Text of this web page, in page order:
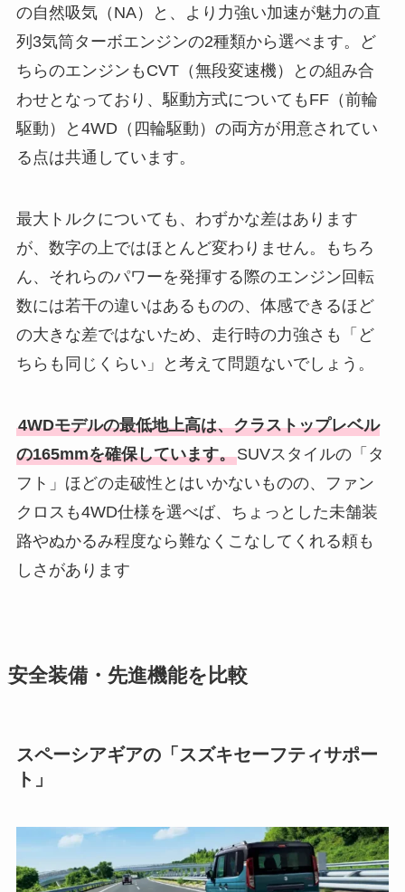
の自然吸気（NA）と、より力強い加速が魅力の直
列3気筒ターボエンジンの2種類から選べます。ど
ちらのエンジンもCVT（無段変速機）との組み合
わせとなっており、駆動方式についてもFF（前輪
駆動）と4WD（四輪駆動）の両方が用意されてい
る点は共通しています。
最大トルクについても、わずかな差はあります
が、数字の上ではほとんど変わりません。もちろ
ん、それらのパワーを発揮する際のエンジン回転
数には若干の違いはあるものの、体感できるほど
の大きな差ではないため、走行時の力強さも「ど
ちらも同じくらい」と考えて問題ないでしょう。
4WDモデルの最低地上高は、クラストップレベル
の165mmを確保しています。SUVスタイルの「タ
フト」ほどの走破性とはいかないものの、ファン
クロスも4WD仕様を選べば、ちょっとした未舗装
路やぬかるみ程度なら難なくこなしてくれる頼も
しさがあります
安全装備・先進機能を比較
スペーシアギアの「スズキセーフティサポー
ト」